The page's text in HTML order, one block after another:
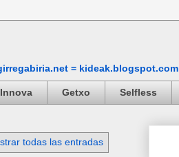
= kideak.blogspot.com
Innova Getxo Selfless
todas las entradas